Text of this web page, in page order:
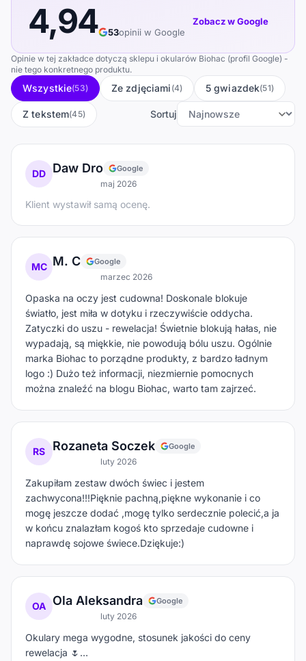
4,94 53opinii w Google
Zobacz w Google
Opinie w tej zakładce dotyczą sklepu i okularów Biohac (profil Google) -
nie tego konkretnego produktu.
Wszystkie(53) Ze zdjęciami (4) 5 gwiazdek(51)
Z tekstem(45) Sortuj
DD Daw Dro Google
maj 2026
Klient wystawił samą ocenę.
MC M. C Google
marzec 2026
Opaska na oczy jest cudowna! Doskonale blokuje
światło, jest miła w dotyku i rzeczywiście oddycha.
Zatyczki do uszu - rewelacja! Świetnie blokują hałas, nie
wypadają, są miękkie, nie powodują bólu uszu. Ogólnie
marka Biohac to porządne produkty, z bardzo ładnym
logo :) Dużo też informacji, niezmiernie pomocnych
można znaleźć na blogu Biohac, warto tam zajrzeć.
RS Rozaneta Soczek Google
luty 2026
Zakupiłam zestaw dwóch świec i jestem
zachwycona!!!Pięknie pachną,piękne wykonanie i co
mogę jeszcze dodać ,mogę tylko serdecznie polecić,a ja
w końcu znalazłam kogoś kto sprzedaje cudowne i
naprawdę sojowe świece.Dziękuje:)
OA Ola Aleksandra Google
luty 2026
Okulary mega wygodne, stosunek jakości do ceny
rewelacja 🌷…